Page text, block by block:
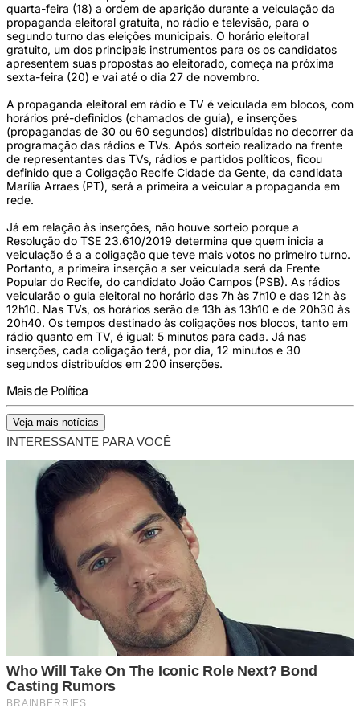
quarta-feira (18) a ordem de aparição durante a veiculação da
propaganda eleitoral gratuita, no rádio e televisão, para o
segundo turno das eleições municipais. O horário eleitoral
gratuito, um dos principais instrumentos para os os candidatos
apresentem suas propostas ao eleitorado, começa na próxima
sexta-feira (20) e vai até o dia 27 de novembro.
A propaganda eleitoral em rádio e TV é veiculada em blocos, com
horários pré-definidos (chamados de guia), e inserções
(propagandas de 30 ou 60 segundos) distribuídas no decorrer da
programação das rádios e TVs. Após sorteio realizado na frente
de representantes das TVs, rádios e partidos políticos, ficou
definido que a Coligação Recife Cidade da Gente, da candidata
Marília Arraes (PT), será a primeira a veicular a propaganda em
rede.
Já em relação às inserções, não houve sorteio porque a
Resolução do TSE 23.610/2019 determina que quem inicia a
veiculação é a a coligação que teve mais votos no primeiro turno.
Portanto, a primeira inserção a ser veiculada será da Frente
Popular do Recife, do candidato João Campos (PSB). As rádios
veicularão o guia eleitoral no horário das 7h às 7h10 e das 12h às
12h10. Nas TVs, os horários serão de 13h às 13h10 e de 20h30 às
20h40. Os tempos destinado às coligações nos blocos, tanto em
rádio quanto em TV, é igual: 5 minutos para cada. Já nas
inserções, cada coligação terá, por dia, 12 minutos e 30
segundos distribuídos em 200 inserções.
Mais de Política
Veja mais notícias